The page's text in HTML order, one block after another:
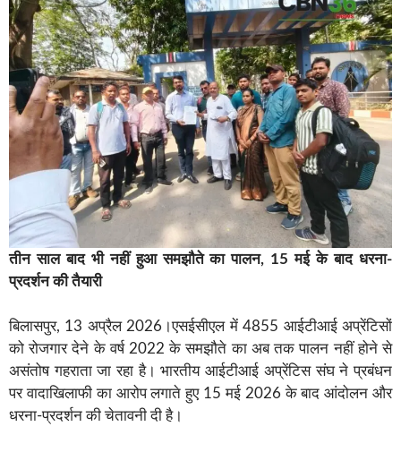
तीन साल बाद भी नहीं हुआ समझौते का पालन, 15 मई के बाद धरना-
प्रदर्शन की तैयारी
बिलासपुर, 13 अप्रैल 2026।एसईसीएल में 4855 आईटीआई अप्रेंटिसों
को रोजगार देने के वर्ष 2022 के समझौते का अब तक पालन नहीं होने से
असंतोष गहराता जा रहा है। भारतीय आईटीआई अप्रेंटिस संघ ने प्रबंधन
पर वादाखिलाफी का आरोप लगाते हुए 15 मई 2026 के बाद आंदोलन और
धरना-प्रदर्शन की चेतावनी दी है।